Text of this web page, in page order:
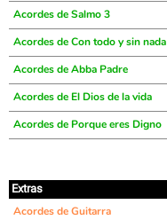
Acordes de Salmo 3
Acordes de Con todo y sin nada
Acordes de Abba Padre
Acordes de El Dios de la vida
Acordes de Porque eres Digno
Extras
Acordes de Guitarra